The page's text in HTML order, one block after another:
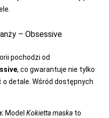
– Obsessive
pochodzi od
, co gwarantuje nie tylko
o detale. Wśród dostępnych
Model Kokietta maska to